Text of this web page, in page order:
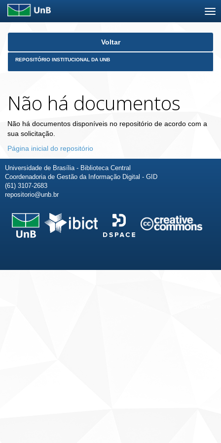
Skip
Voltar
REPOSITÓRIO INSTITUCIONAL DA UNB
Não há documentos
Não há documentos disponíveis no repositório de acordo com a
sua solicitação.
Página inicial do repositório
Universidade de Brasília - Biblioteca Central
Coordenadoria de Gestão da Informação Digital - GID
(61) 3107-2683
repositorio@unb.br